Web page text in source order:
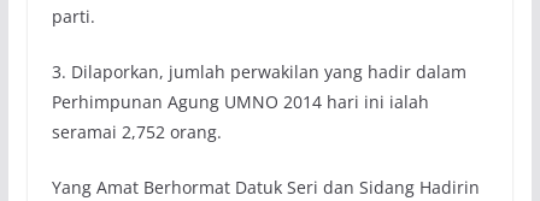
parti.
3. Dilaporkan, jumlah perwakilan yang hadir dalam
Perhimpunan Agung UMNO 2014 hari ini ialah
seramai 2,752 orang.
Yang Amat Berhormat Datuk Seri dan Sidang Hadirin